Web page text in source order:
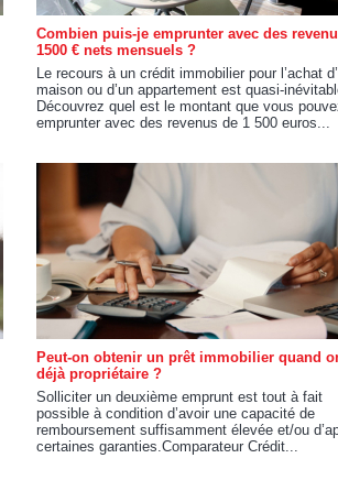
Combien puis-je emprunter avec des
1500 € nets mensuels ?
Le recours à un crédit immobilier pour l’achat
maison ou d’un appartement est quasi-
Découvrez quel est le montant que vous
emprunter avec des revenus de 1 500 euros...
Peut-on obtenir un prêt immobilier quand
déjà propriétaire ?
Solliciter un deuxième emprunt est tout à fait
possible à condition d’avoir une capacité de
remboursement suffisamment élevée et/ou
certaines garanties.Comparateur Crédit...